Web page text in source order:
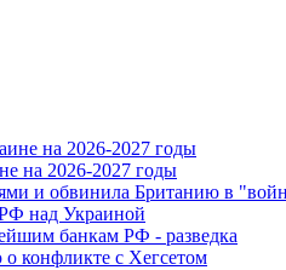
на 2026-2027 годы
и обвинила Британию в
над Украиной
банкам РФ - разведка
конфликте с Хегсетом